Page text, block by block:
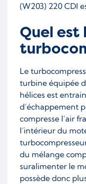
(W203) 220 CDI
Quel est
Le
turbine équipée
hélices est
d’échappement
compresse l’air
l’intérieur du
du mélange
suralimenter le
possède donc